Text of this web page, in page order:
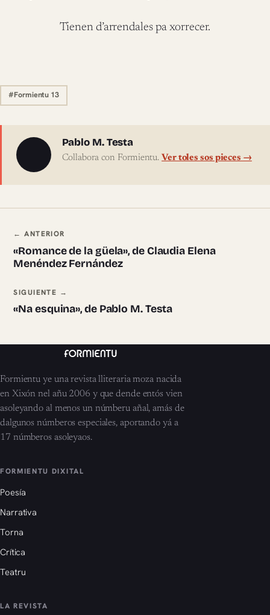
Tienen d’arrendales pa xorrecer.
#Formientu 13
Sobre l'autor
Pablo M. Testa
Collabora con Formientu. Ver toles sos pieces →
Navegación ente pieces
← ANTERIOR
«Romance de la güela», de Claudia Elena
Menéndez Fernández
SIGUIENTE →
«Na esquina», de Pablo M. Testa
Formientu ye una revista lliteraria moza nacida
en Xixón nel añu 2006 y que dende entós vien
asoleyando al menos un númberu añal, amás de
dalgunos númberos especiales, aportando yá a
17 númberos asoleyaos.
FORMIENTU DIXITAL
Poesía
Narrativa
Torna
Crítica
Teatru
LA REVISTA